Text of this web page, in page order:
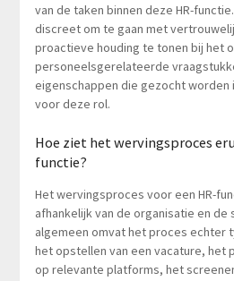
van de taken binnen deze HR-
discreet om te gaan met
proactieve houding te tonen bij het
personeelsgerelateerde
eigenschappen die gezocht
voor deze rol.
Hoe ziet het wervingsproces
functie?
Het wervingsproces voor een HR-
afhankelijk van de organisatie en
algemeen omvat het proces echter
het opstellen van een vacature, het
op relevante platforms, het